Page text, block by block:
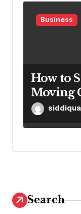
Business
How to
Moving
Smooth
Search